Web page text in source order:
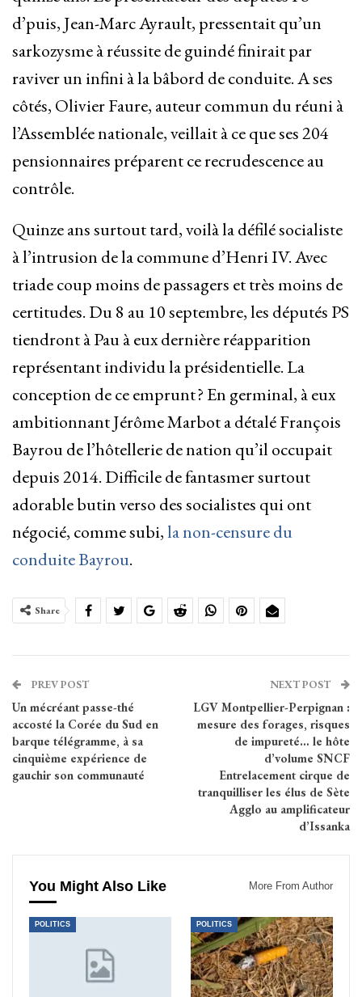
d’puis, Jean-Marc Ayrault, pressentait qu’un
sarkozysme à réussite de guindé finirait par
raviver un infini à la bâbord de conduite. A ses
côtés, Olivier Faure, auteur commun du réuni à
l’Assemblée nationale, veillait à ce que ses 204
pensionnaires préparent ce recrudescence au
contrôle.
Quinze ans surtout tard, voilà la défilé socialiste
à l’intrusion de la commune d’Henri IV. Avec
triade coup moins de passagers et très moins de
certitudes. Du 8 au 10 septembre, les députés PS
tiendront à Pau à eux dernière réapparition
représentant individu la présidentielle. La
conception de ce emprunt ? En germinal, à eux
ambitionnant Jérôme Marbot a détalé François
Bayrou de l’hôtellerie de nation qu’il occupait
depuis 2014. Difficile de fantasmer surtout
adorable butin verso des socialistes qui ont
négocié, comme subi,la non-censure du
conduite Bayrou.
Share
PREV POST
Un mécréant passe-thé
accosté la Corée du Sud en
barque télégramme, à sa
cinquième expérience de
gauchir son communauté
NEXT POST
LGV Montpellier-Perpignan :
mesure des forages, risques
de impureté… le hôte
d’volume SNCF
Entrelacement cirque de
tranquilliser les élus de Sète
Agglo au amplificateur
d’Issanka
You Might Also Like More From Author
POLITICS POLITICS